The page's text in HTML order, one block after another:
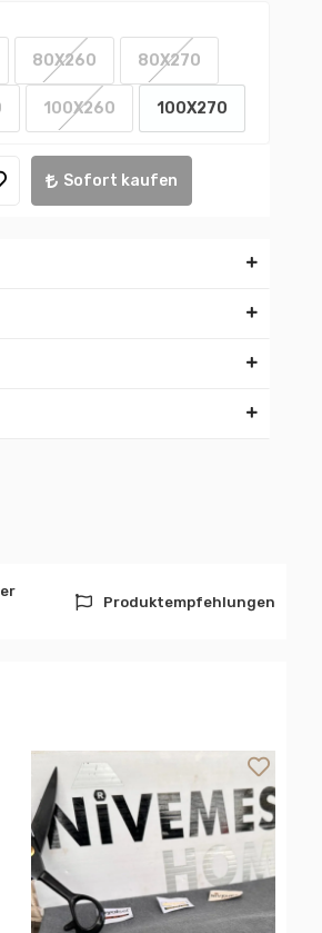
80X260 80X270
100X260 100X270
Sofort kaufen
Produktempfehlungen